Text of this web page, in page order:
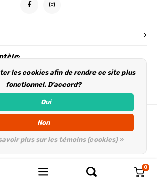
0
0
les cookies afin de rendre ce site plus
fonctionnel. D'accord?
Oui
Non
plus sur les témoins (cookies) »